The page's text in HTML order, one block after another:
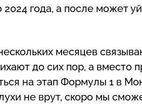
2024 года, а после может
месяцев
до сих пор, а вместо
на этап Формулы 1 в
не врут, скоро мы